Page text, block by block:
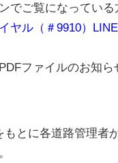
でご覧になってい
ヤル（＃9910）LINE
ファイルのお知ら
もとに各道路管理